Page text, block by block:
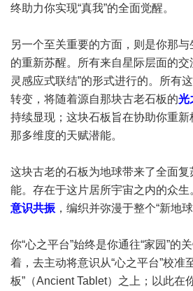
终助力你实现“真我”的全面觉醒。
另一个至关重要的方面，则是你那与
的重新苏醒。所有来自星际层面的交
灵感应式联结”的形式进行的。所有
转变，将随着源自那块古老石板的光
持续显现；这块石板旨在协助你重
那多维度的天赋潜能。
这块古老的石板为地球带来了全面
能。存在于这片居所宇宙之内的众生
意识共振 ，编织并弥漫于整个“新地
你“心之平台”始终是你通往“家园”的
着，去主动将意识从“心之平台”校准
板”（Ancient Tablet）之上；以此在